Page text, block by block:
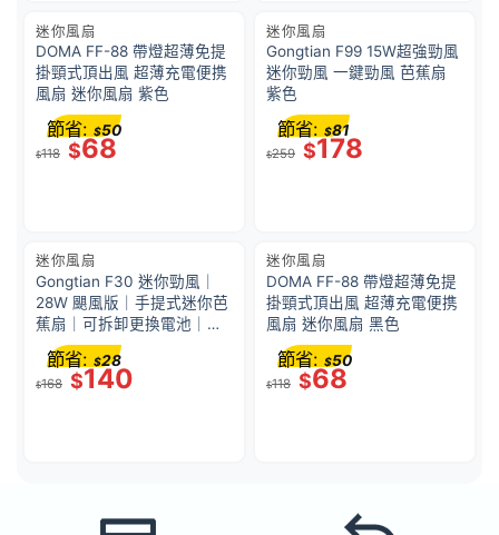
迷你風扇
DOMA FF-88 帶燈超薄免提
掛頸式頂出風 超薄充電便携
風扇 迷你風扇 紫色
$118 $68
節省: $50
迷你風扇
Gongtian F99 15W超強勁風
迷你勁風 一鍵勁風 芭蕉扇
紫色
$259 $178
節省: $81
迷你風扇
Gongtian F30 迷你勁風｜
28W 颶風版｜手提式迷你芭
蕉扇｜可拆卸更換電池｜綠
$168 $140
節省: $28
迷你風扇
DOMA FF-88 帶燈超薄免提
掛頸式頂出風 超薄充電便携
風扇 迷你風扇 黑色
$118 $68
節省: $50